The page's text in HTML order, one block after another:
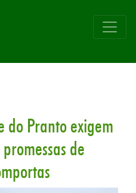
do Pranto exigem
de